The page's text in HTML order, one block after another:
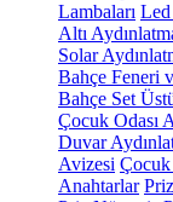
Lambaları
Altı
Solar
Bahçe Feneri
Bahçe Set
Çocuk Odası
Duvar
Avizesi Çocuk
Anahtarlar